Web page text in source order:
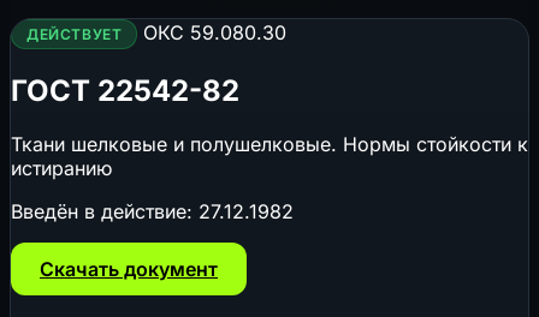
ДЕЙСТВУЕТ ОКС 59.080.30
ГОСТ 22542-82
Ткани шелковые и полушелковые. Нормы стойкости к
истиранию
Введён в действие: 27.12.1982
Скачать документ